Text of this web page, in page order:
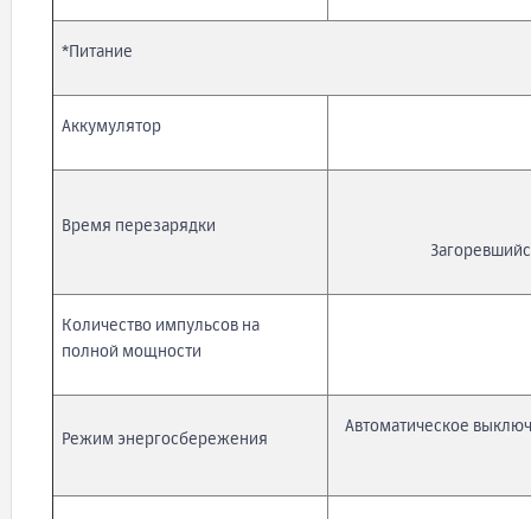
*Питание
Аккумулятор
Время перезарядки
Количество импульсов на
полной мощности
Режим энергосбережения
Автоматическое